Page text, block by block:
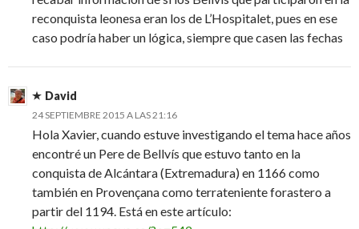
reconquista leonesa eran los de L’Hospitalet, pues en ese
caso podría haber un lógica, siempre que casen las fechas
David
24 SEPTIEMBRE 2015 A LAS 21:16
Hola Xavier, cuando estuve investigando el tema hace años
encontré un Pere de Bellvís que estuvo tanto en la
conquista de Alcántara (Extremadura) en 1166 como
también en Provençana como terrateniente forastero a
partir del 1194. Está en este artículo: